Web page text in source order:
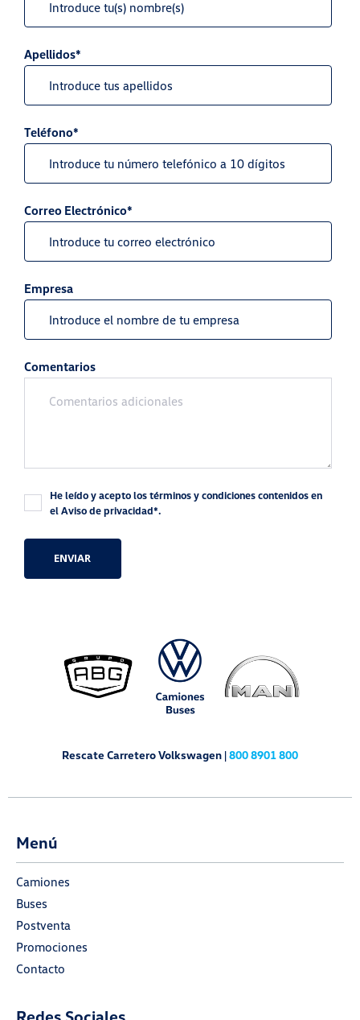
Apellidos*
Teléfono*
Correo Electrónico*
Empresa
Comentarios
He leído y acepto los términos y condiciones contenidos en
el Aviso de privacidad*.
Rescate Carretero Volkswagen |800 8901 800
Menú
Camiones
Buses
Postventa
Promociones
Contacto
Redes Sociales